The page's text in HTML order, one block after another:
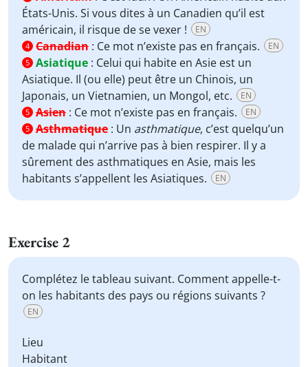
États-Unis. Si vous dites à un Canadien qu’il est
américain, il risque de se vexer !
EN
4 Canadian : Ce mot n’existe pas en français. EN
5 Asiatique : Celui qui habite en Asie est un
Asiatique. Il (ou elle) peut être un Chinois, un
Japonais, un Vietnamien, un Mongol, etc.
EN
5 Asien : Ce mot n’existe pas en français. EN
5 Asthmatique : Un asthmatique, c’est quelqu’un
de malade qui n’arrive pas à bien respirer. Il y a
sûrement des asthmatiques en Asie, mais les
habitants s’appellent les Asiatiques.
EN
Exercise 2
Complétez le tableau suivant. Comment appelle-t-
on les habitants des pays ou régions suivants ?
EN
Lieu
Habitant